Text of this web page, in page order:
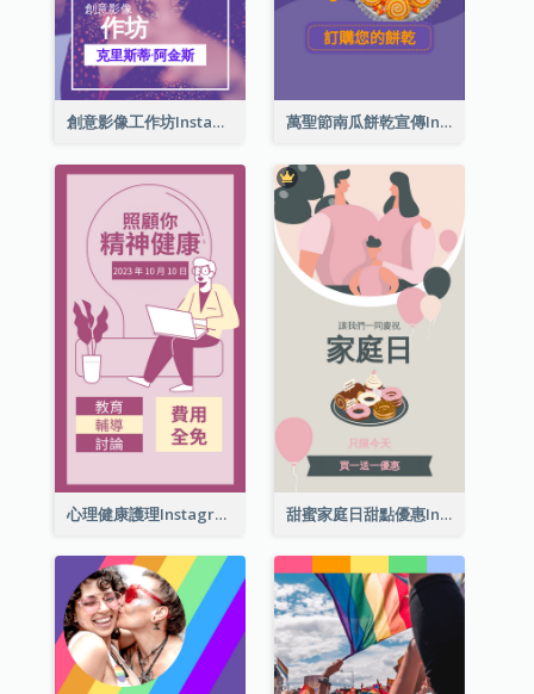
創意影像工作坊Instagram限時動態 萬聖節南瓜餅乾宣傳Instagram限時動態
心理健康護理Instagram限時動態 甜蜜家庭日甜點優惠Instagram限時動態